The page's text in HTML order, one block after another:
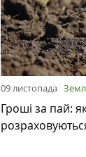
09 листопада
Гроші за пай: